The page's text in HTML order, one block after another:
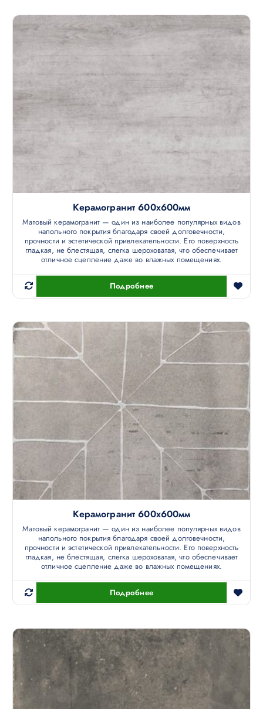
Керамогранит 600х600мм
Матовый керамогранит — один из наиболее популярных видов
напольного покрытия благодаря своей долговечности,
прочности и эстетической привлекательности. Его поверхность
гладкая, не блестящая, слегка шероховатая, что обеспечивает
отличное сцепление даже во влажных помещениях.
Подробнее
Керамогранит 600х600мм
Матовый керамогранит — один из наиболее популярных видов
напольного покрытия благодаря своей долговечности,
прочности и эстетической привлекательности. Его поверхность
гладкая, не блестящая, слегка шероховатая, что обеспечивает
отличное сцепление даже во влажных помещениях.
Подробнее